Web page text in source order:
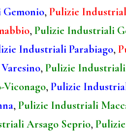
, Pulizie
, Pulizie Industriali
Industriali Parabiago,
, Pulizie
, Pulizie
, Pulizie Industriali
Arsago Seprio,